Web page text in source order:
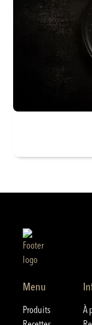
Menu
Produits
À